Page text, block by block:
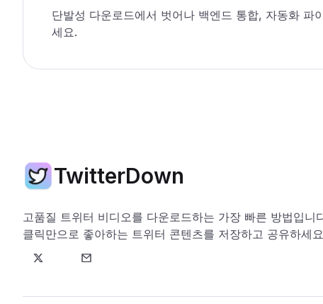
단발성 다운로드에서 벗어나 백엔드 통합, 자동화 파
세요.
TwitterDown
고품질 트위터 비디오를 다운로드하는 가장 빠른 방법입니
클릭만으로 좋아하는 트위터 콘텐츠를 저장하고 공유하세
트위터 이메일